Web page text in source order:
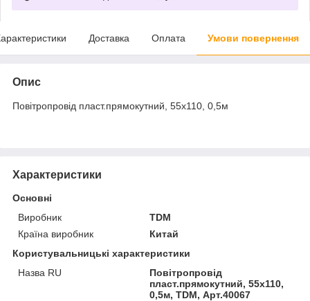
Доставка Оплата Умови повернення
Опис
Повітропровід пласт.прямокутний, 55х110, 0,5м
Характеристики
Основні
Виробник
TDM
Країна виробник
Китай
Користувальницькі характеристики
Назва RU
Повітропровід
пласт.прямокутний, 55х110,
0,5м, TDM, Арт.40067